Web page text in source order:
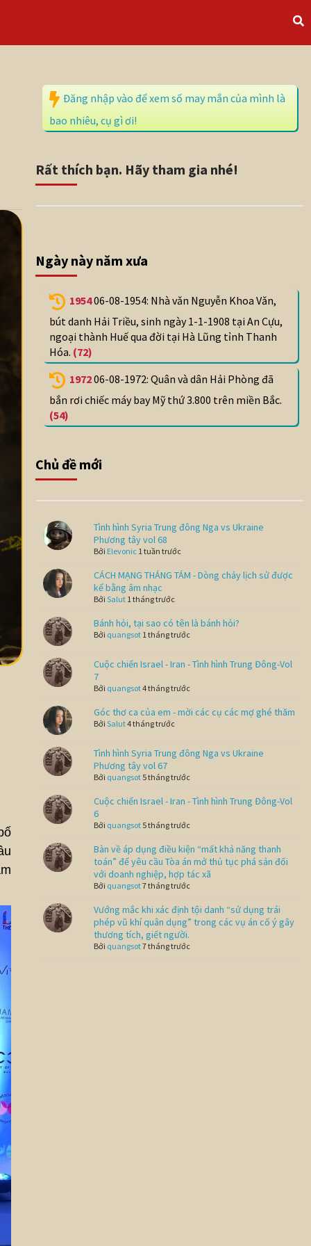
Đăng nhập vào để xem số may mắn của mình là
bao nhiêu, cụ gì ơi!
Rất thích bạn. Hãy tham gia nhé!
Ngày này năm xưa
195406-08-1954: Nhà vǎn Nguyễn Khoa Vǎn,
bút danh Hải Triều, sinh ngày 1-1-1908 tại An Cựu,
ngoại thành Huế qua đời tại Hà Lũng tỉnh Thanh
Hóa. (72)
197206-08-1972: Quân và dân Hải Phòng đã
bắn rơi chiếc máy bay Mỹ thứ 3.800 trên miền Bắc.
(54)
Chủ đề mới
Tình hình Syria Trung đông Nga vs Ukraine
Phương tây vol 68
Bởi Elevonic 1 tuần trước
CÁCH MẠNG THÁNG TÁM - Dòng chảy lịch sử được
kể bằng âm nhạc
Bởi Salut 1 tháng trước
Bánh hỏi, tại sao có tên là bánh hỏi?
Bởi quangsot 1 tháng trước
Cuộc chiến Israel - Iran - Tình hình Trung Đông-Vol
7
Bởi quangsot4 tháng trước
Góc thơ ca của em - mời các cụ các mợ ghé thăm
Bởi Salut4 tháng trước
Tình hình Syria Trung đông Nga vs Ukraine
Phương tây vol 67
Bởi quangsot 5 tháng trước
Cuộc chiến Israel - Iran - Tình hình Trung Đông-Vol
6
Bởi quangsot 5 tháng trước
Bàn về áp dụng điều kiện “mất khả năng thanh
toán” để yêu cầu Tòa án mở thủ tục phá sản đối
với doanh nghiệp, hợp tác xã
Bởi quangsot7 tháng trước
Vướng mắc khi xác định tội danh “sử dụng trái
phép vũ khí quân dụng” trong các vụ án cố ý gây
thương tích, giết người.
Bởi quangsot7 tháng trước